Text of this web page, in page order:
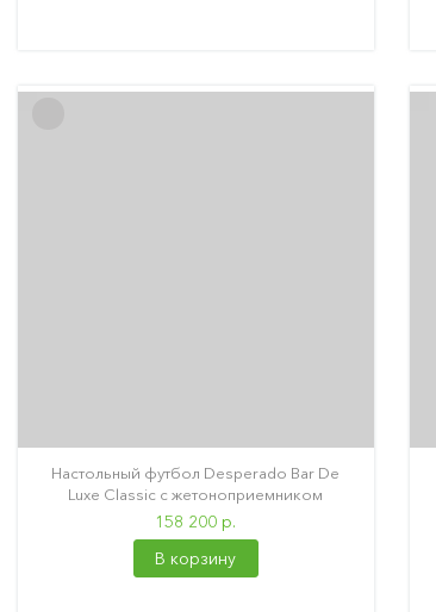
Настольный футбол Desperado Bar De
Luxe Classic с жетоноприемником
158 200 р.
В корзину